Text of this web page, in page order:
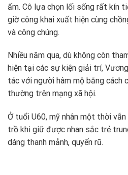
ấm. Cô lựa chọn lối sống rất kín
giờ công khai xuất hiện cùng
và công chúng.
Nhiều năm qua, dù không còn
hiện tại các sự kiện giải trí,
tác với người hâm mộ bằng cách
thường trên mạng xã hội.
Ở tuổi U60, mỹ nhân một thời
trồ khi giữ được nhan sắc trẻ
dáng thanh mảnh, quyến rũ.